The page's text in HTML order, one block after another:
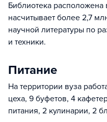
Библиотека
насчитывает более 2,7
научной литературы по
и техники.
Питание
На территории вуза
цеха, 9 буфетов, 4
питания, 2 кулинарии, 2